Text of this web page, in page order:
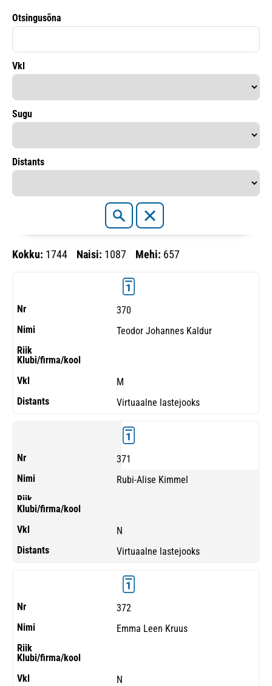
Otsingusõna
Vkl
Sugu
Distants
Kokku: 1744 Naisi: 1087 Mehi: 657
370
Teodor Johannes Kaldur
M
Virtuaalne lastejooks
371
Rubi-Alise Kimmel
N
Virtuaalne lastejooks
372
Emma Leen Kruus
N